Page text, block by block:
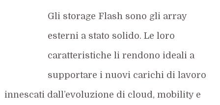
Gli storage Flash sono gli array
esterni a stato solido. Le loro
caratteristiche li rendono ideali a
supportare i nuovi carichi di lavoro
innescati dall’evoluzione di cloud, mobility e